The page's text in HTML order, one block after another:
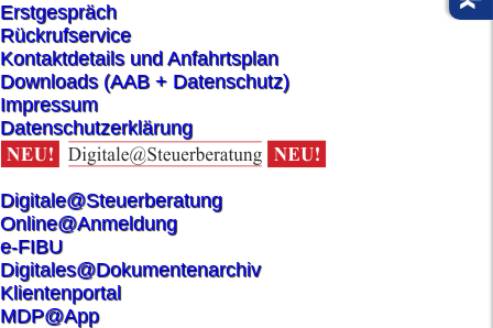
Erstgespräch
Rückrufservice
Kontaktdetails und Anfahrtsplan
Downloads (AAB + Datenschutz)
Impressum
Datenschutzerklärung
Digitale@Steuerberatung
Online@Anmeldung
e-FIBU
Digitales@Dokumentenarchiv
Klientenportal
MDP@App